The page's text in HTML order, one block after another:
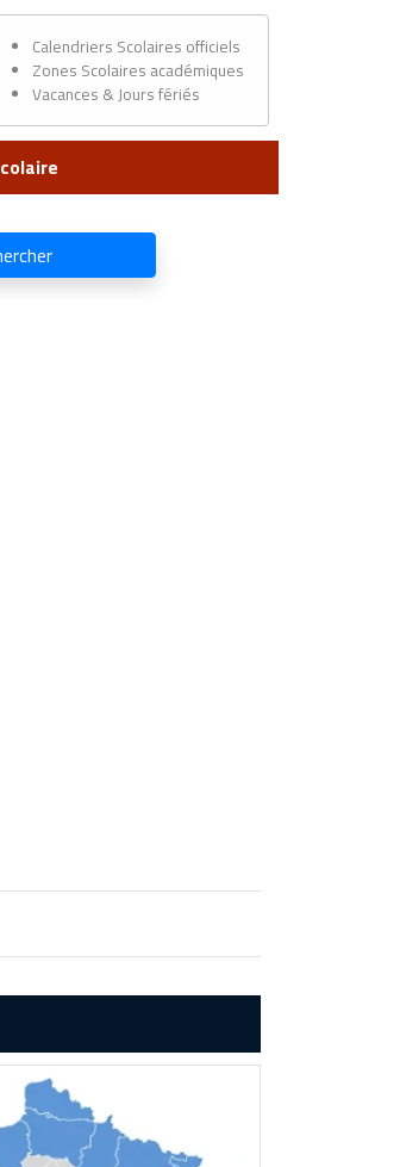
Calendriers Scolaires officiels
Zones Scolaires académiques
Vacances & Jours fériés